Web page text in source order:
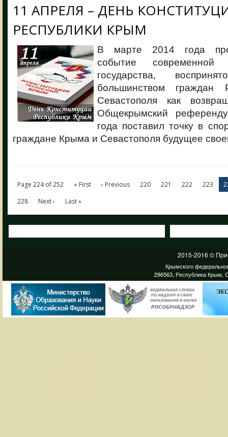
11 АПРЕЛЯ – ДЕНЬ
РЕСПУБЛИКИ КРЫМ
В марте 2014 года
событие современной
государства,
большинством
Севастополя как
Общекрымский
года поставил точку в
граждане Крыма и Севастополя будущее
Page 224 of 252 « First ‹ Previous 220 221 222 223
228
Next › Last »
2015-2016 ©
Крымского
296563, Республика Крым,